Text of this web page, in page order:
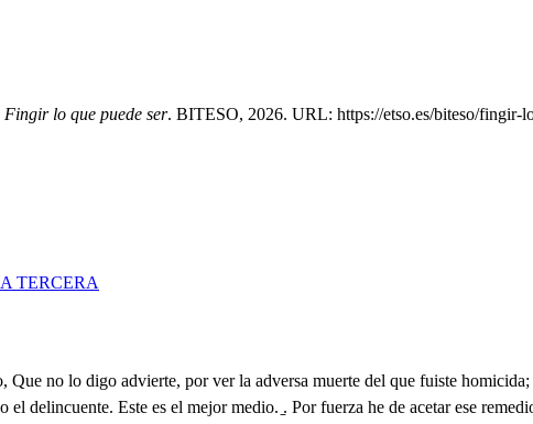
Fingir lo que puede ser. BITESO, 2026. URL: https://etso.es/biteso/fingir-
TERCERA
fortuna ha dado al que de el último aliento, es más fiero mi dolor, mas horrible, mas cruel pues pierde la vida aquel, y en mi peligra el honor. Ya no espere la paciencia. mas penosa conjetura, pues este lance asegura que es mi revelo evidencia, Todo el corazón es fuego; ha fiera hermana, y cru el? que al venir por el broquel hallé nuevo indicio. Luego no es n Pedro aqueste hombre? No, y así, prueven disculpa para el temor que nos culpa. Esta bien. Aunque os asombre ver en la calle el ruido muerta en la vela la llama la turbación de esta dama saber que estoy escondido, daros parte de mi empeño vuestro al parecer indicio, llámaros al beneficio, ser en esta casa el dueño, no abriros cuando llamáis, y salir donde me veis en las dudas que tenéis, no la aura si me es cucháis. De lo que he llegado a ver) y pudiera imaginar, ni topo en mí que dudar, ni en mi hermana que temer, y solo por vos, atento estaré para serviros, Pues niéguese a los suspiros aquesta vez el aliento, A escrúpulos que al honor, sino muerte, sois desmayos. Si no mienten los ensayos atiendan a mi señor. Valladolid siempre ilustre me dio padres, y principio, es don Fernando mi nombre, y Cardenas mi apellido: bien pudio a divertirme en contaros discursino el árbol de quien se anima la rama del honor mío, más cuando oérmite el cielo, por riguroso motivo, que se logre la fortuna en la pena, y el peligro, es necedad presumida, y en mucha parte delirio, que el tiempo, de cuidadoso, se gaste en desvanecido. Saliendo, pues, esta noche a dar al enfado alivio, que en una casa de juego le gané; de haber perdido, fui buscando, de picado, en otra parte lo mismo pues se ve con evidencia en los que son de este vicio, como el jugar lo forzoso, que es el perder lo preciso. Llego a esa casa de enfrente, y entre los que estaban, miro donde cumplir mi deseo, entro, juego, paro, digo: En una suerte se ofrece la duda, de quien ha sido el que la gana, y condena en mi favor quien la ha visto. Colérico el que la pierde, así en hechos, como en dichos, fue para todos cansado, solo para mi atrevido. Yo, contra aquella opinión, que divulgan los sufridos, pues que la ofensa en el juego no la tienen por delito, más arrojado respondo, la espada saqué, y el dijo, mientes, cuando tan a un tiempo la punta en su pecho, grimo, perdiendo su vida el nombre, siendo su aliento un suspiro, que dudo cual fue primero, el agravio, o el castigo. Doy con la mesa en el suelo, y en el confuso ruido de los mismos que me siguen, me desienden ellos mismos, Salimos todos a fuera, en la confusión unidos, y yo quedé tan absorto del oscuro laberinto, como el que ciego, y osado, bárbaramente atrevido, quiere del Sol distinguir la luz toda, giro a giro. En fin, a la turbación entregados los sentidos, dejándole de alimentos a la vida solo el brío. Por salir de entre mirones, en mi desgracia testigos, viendo el rumor duplicado, y el que ha muerto repetido; en la desdicha animoso, y llevado del destino, a la libertad me niego, por entregarme al asilo; pues dando vuelta a una calle, Trabajos, más advertido, alumbrado de la Luna, repara, que donde sigo los pasos, no puede ser favorecerme, que al mismo puesto, en un riesgo de tapias tiene paso mi peligro, dice él, que tenemos, cuando venir a la calle vimos, de una turba muchos bultos, más confusos que distintos, conozco que es imposible deshacer mi desatino; que advierte en esta fortuna aqueste vagel perdido,